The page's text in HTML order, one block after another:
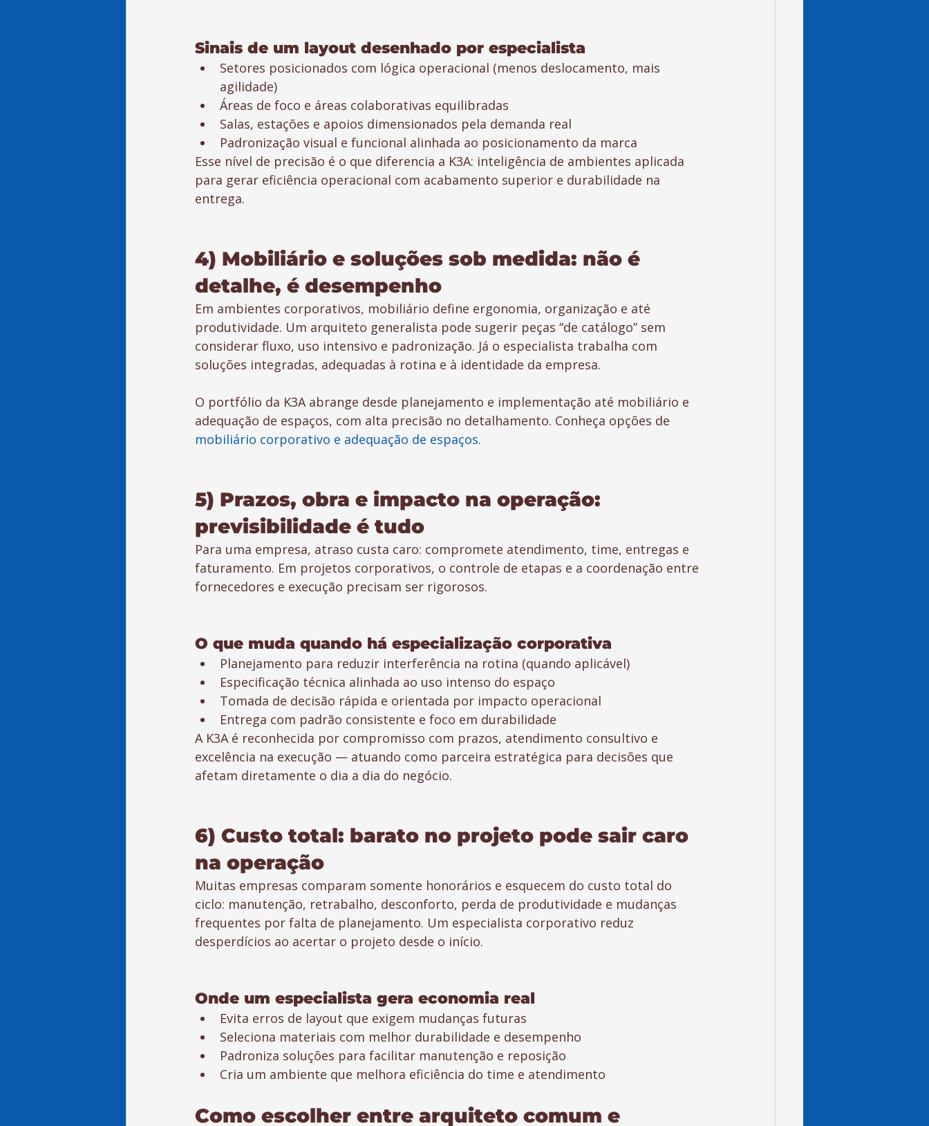
Sinais de um layout desenhado por especialista
Setores posicionados com lógica operacional (menos deslocamento, mais
agilidade)
Áreas de foco e áreas colaborativas equilibradas
Salas, estações e apoios dimensionados pela demanda real
Padronização visual e funcional alinhada ao posicionamento da marca
Esse nível de precisão é o que diferencia a K3A: inteligência de ambientes aplicada
para gerar eficiência operacional com acabamento superior e durabilidade na
entrega.
4) Mobiliário e soluções sob medida: não é
detalhe, é desempenho
Em ambientes corporativos, mobiliário define ergonomia, organização e até
produtividade. Um arquiteto generalista pode sugerir peças “de catálogo” sem
considerar fluxo, uso intensivo e padronização. Já o especialista trabalha com
soluções integradas, adequadas à rotina e à identidade da empresa.
O portfólio da K3A abrange desde planejamento e implementação até mobiliário e
adequação de espaços, com alta precisão no detalhamento. Conheça opções de
mobiliário corporativo e adequação de espaços.
5) Prazos, obra e impacto na operação:
previsibilidade é tudo
Para uma empresa, atraso custa caro: compromete atendimento, time, entregas e
faturamento. Em projetos corporativos, o controle de etapas e a coordenação entre
fornecedores e execução precisam ser rigorosos.
O que muda quando há especialização corporativa
Planejamento para reduzir interferência na rotina (quando aplicável)
Especificação técnica alinhada ao uso intenso do espaço
Tomada de decisão rápida e orientada por impacto operacional
Entrega com padrão consistente e foco em durabilidade
A K3A é reconhecida por compromisso com prazos, atendimento consultivo e
excelência na execução — atuando como parceira estratégica para decisões que
afetam diretamente o dia a dia do negócio.
6) Custo total: barato no projeto pode sair caro
na operação
Muitas empresas comparam somente honorários e esquecem do custo total do
ciclo: manutenção, retrabalho, desconforto, perda de produtividade e mudanças
frequentes por falta de planejamento. Um especialista corporativo reduz
desperdícios ao acertar o projeto desde o início.
Onde um especialista gera economia real
Evita erros de layout que exigem mudanças futuras
Seleciona materiais com melhor durabilidade e desempenho
Padroniza soluções para facilitar manutenção e reposição
Cria um ambiente que melhora eficiência do time e atendimento
Como escolher entre arquiteto comum e